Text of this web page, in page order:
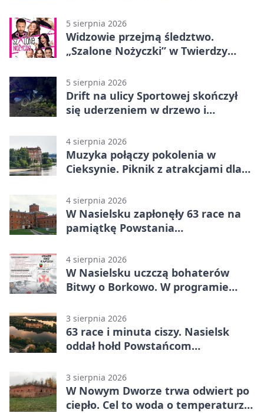
5 sierpnia 2026
Widzowie przejmą śledztwo.
„Szalone Nożyczki” w Twierdzy
5 sierpnia 2026
Drift na ulicy Sportowej skończył
się uderzeniem w drzewo i
4 sierpnia 2026
Muzyka połączy pokolenia w
Cieksynie. Piknik z atrakcjami dla
4 sierpnia 2026
W Nasielsku zapłonęły 63 race na
pamiątkę Powstania
4 sierpnia 2026
W Nasielsku uczczą bohaterów
Bitwy o Borkowo. W programie
3 sierpnia 2026
63 race i minuta ciszy. Nasielsk
oddał hołd Powstańcom
3 sierpnia 2026
W Nowym Dworze trwa odwiert po
ciepło. Cel to woda o temperaturze